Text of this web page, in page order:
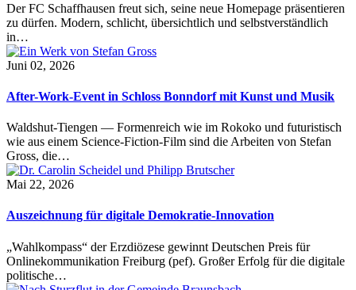
Der FC Schaffhausen freut sich, seine neue Homepage präsentieren
zu dürfen. Modern, schlicht, übersichtlich und selbstverständlich
in…
Juni 02, 2026
After-Work-Event in Schloss Bonndorf mit Kunst und Musik
Waldshut-Tiengen — Formenreich wie im Rokoko und futuristisch
wie aus einem Science-Fiction-Film sind die Arbeiten von Stefan
Gross, die…
Mai 22, 2026
Auszeichnung für digitale Demokratie-Innovation
„Wahlkompass“ der Erzdiözese gewinnt Deutschen Preis für
Onlinekommunikation Freiburg (pef). Großer Erfolg für die digitale
politische…